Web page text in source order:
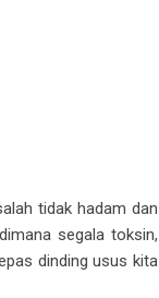
tidak hadam dan
segala toksin,
dinding usus kita